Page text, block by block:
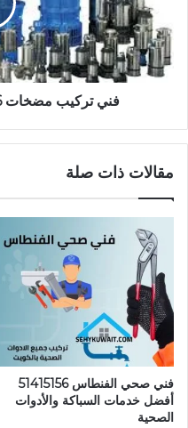
بسعر
تنافسي
فني تركيب مضخات 51415156 بسعر تنافسي
مقالات ذات صلة
فني صحي الفنطاس 51415156
أفضل خدمات السباكة والأدوات
الصحية